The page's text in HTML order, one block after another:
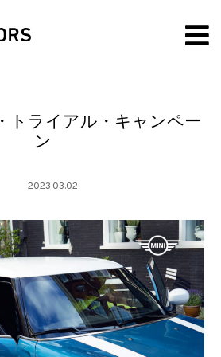
トライアル・キャンペー
ン
2023.03.02